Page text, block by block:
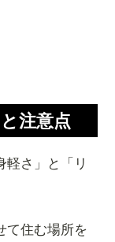
注意点
軽さ」と「リ
て住む場所を